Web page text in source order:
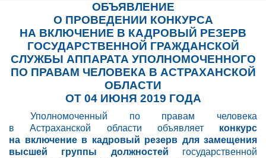
ОБЪЯВЛЕНИЕ
О ПРОВЕДЕНИИ КОНКУРСА
НА ВКЛЮЧЕНИЕ В КАДРОВЫЙ РЕЗЕРВ
ГОСУДАРСТВЕННОЙ ГРАЖДАНСКОЙ
СЛУЖБЫ АППАРАТА УПОЛНОМОЧЕННОГО
ПО ПРАВАМ ЧЕЛОВЕКА В АСТРАХАНСКОЙ
ОБЛАСТИ
ОТ 04 ИЮНЯ 2019 ГОДА
Уполномоченный по
правам человека
в
Астраханской области объявляет конкурс
на включение в кадровый резерв для замещения
высшей группы должностей государственной